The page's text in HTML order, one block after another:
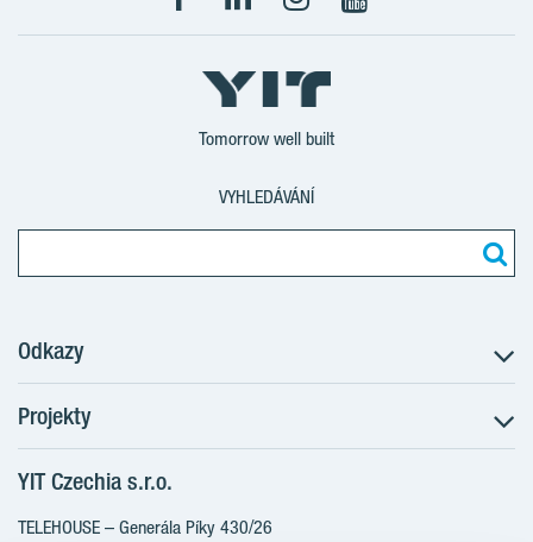
Tomorrow well built
VYHLEDÁVÁNÍ
Odkazy
Postup koupě
Klientské změny
Aktuality
Blog
Projekty
RANTA Barrandov III
RANTA Barrandov IV
YIT Czechia s.r.o.
TELEHOUSE – Generála Píky 430/26